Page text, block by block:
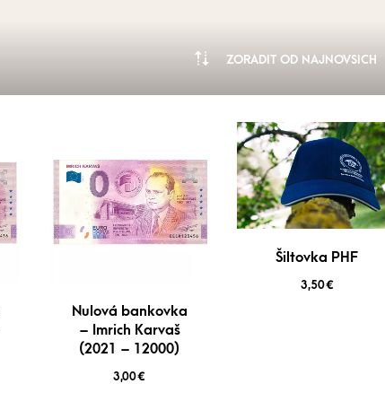
ZORADIŤ OD NAJNOVŠÍCH
Nulová bankovka
– Imrich Karvaš
(2021 – 12000)
3,00€
Šiltovka PHF
3,50€